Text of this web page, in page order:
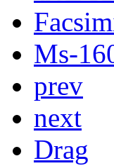
Ms-
prev
next
Drag